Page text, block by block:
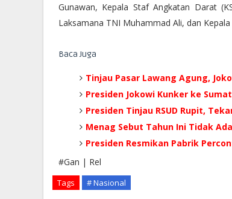
Gunawan, Kepala Staf Angkatan Darat
Laksamana TNI Muhammad Ali, dan
Baca Juga
Tinjau Pasar Lawang Agung,
Presiden Jokowi Kunker ke
Presiden Tinjau RSUD Rupit,
Menag Sebut Tahun Ini Tidak
Presiden Resmikan Pabrik
#Gan | Rel
Tags # Nasional